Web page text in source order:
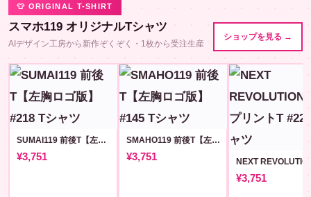
👕 ORIGINAL T-SHIRT
スマホ119 オリジナルTシャツ
AIデザイン工房から新作ぞくぞく・1枚から受注生産
ショップを見る →
SUMAI119 前後T【左胸ロゴ版】#218
¥3,751
SMAHO119 前後T【左胸ロゴ版】#145
¥3,751
¥3,751